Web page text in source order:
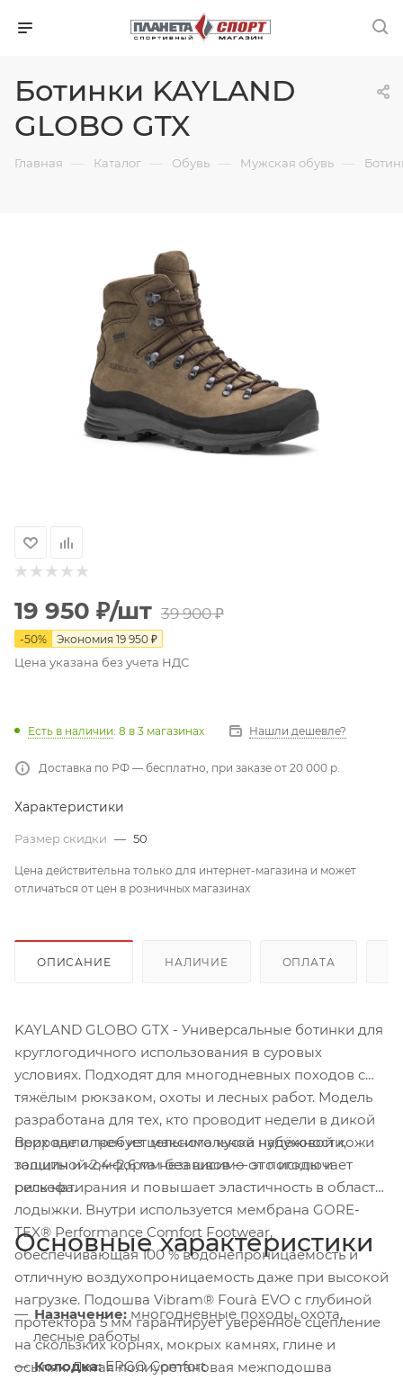
Ботинки KAYLAND
GLOBO GTX
Главная — Каталог — Обувь — Мужская обувь —
19 950 ₽/шт 39 900₽
-50% Экономия 19 950 ₽
Цена указана без учета НДС
Есть в наличии: 8 в 3 магазинах Нашли дешевле?
Доставка по РФ — бесплатно, при заказе от 20 000 р.
Характеристики
Размер скидки — 50
Цена действительна только для интернет-магазина и может
отличаться от цен в розничных магазинах
ОПИСАНИЕ НАЛИЧИЕ ОПЛАТА
KAYLAND GLOBO GTX - Универсальные ботинки для
круглогодичного использования в суровых
условиях. Подходят для многодневных походов с
тяжёлым рюкзаком, охоты и лесных работ. Модель
разработана для тех, кто проводит недели в дикой
природе и требует максимальной надёжности,
защиты и комфорта независимо от погоды и
рельефа.
Верх выполнен из цельного куска нубуковой кожи
толщиной 2,4–2,6 мм без швов — это исключает
риск натирания и повышает эластичность в области
лодыжки. Внутри используется мембрана GORE-
TEX® Performance Comfort Footwear,
обеспечивающая 100 % водонепроницаемость и
отличную воздухопроницаемость даже при высокой
нагрузке. Подошва Vibram® Fourà EVO с глубиной
протектора 5 мм гарантирует уверенное сцепление
на скользких корнях, мокрых камнях, глине и
осыпях. Литая полиуретановая межподошва
Основные характеристики
Назначение: многодневные походы, охота,
лесные работы
Колодка:ERGO Comfort